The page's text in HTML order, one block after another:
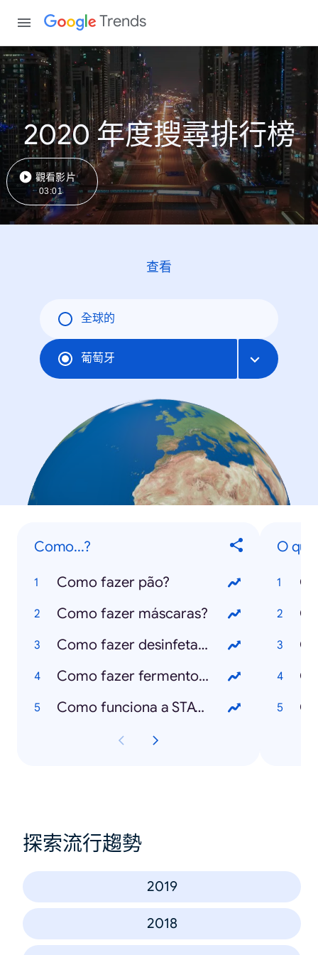
Trends
2020 年度搜尋排行榜
觀看影片
03:01
查看
全球的
葡萄牙
Como...?
Como fazer pão?
Como fazer máscaras?
Como fazer desinfetante caseiro?
Como fazer fermento de padeiro?
Como funciona a STAYAWAY COVID?
O
O
O
O
探索流行趨勢
2019
2018